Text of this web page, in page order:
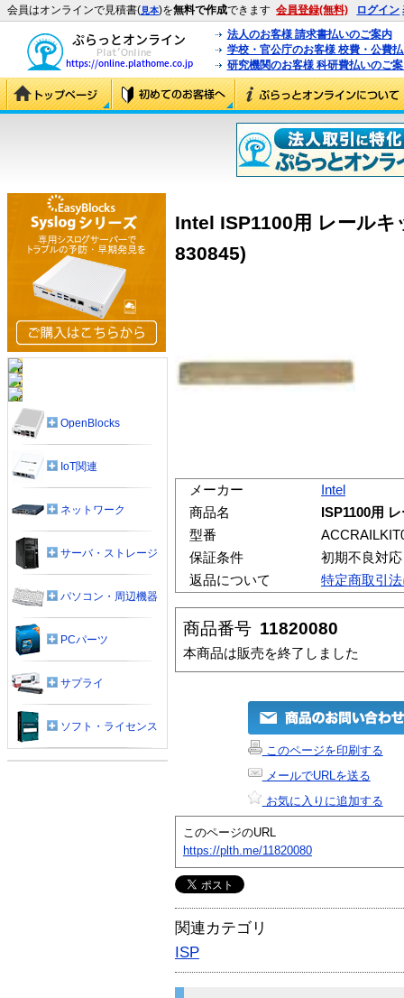
会員はオンラインで見積書(見本)を無料で作成できます 会員登録(無料) ログイン
法人のお客様 請求書払いのご案内
学校・官公庁のお客様 校費・公費
研究機関のお客様 科研費払いのご
Intel ISP1100用 レール
830845)
メーカー
Intel
商品名
ISP1100用
型番
保証条件
初期不良対
返品について
特定商取引
商品番号 11820080
本商品は販売を終了しました
このページを印刷する
メールでURLを送る
お気に入りに追加する
このページのURL
https://plth.me/11820080
関連カテゴリ
ISP
OpenBlocks
IoT関連
ネットワーク
サーバ・ストレージ
パソコン・周辺機器
PCパーツ
サプライ
ソフト・ライセンス